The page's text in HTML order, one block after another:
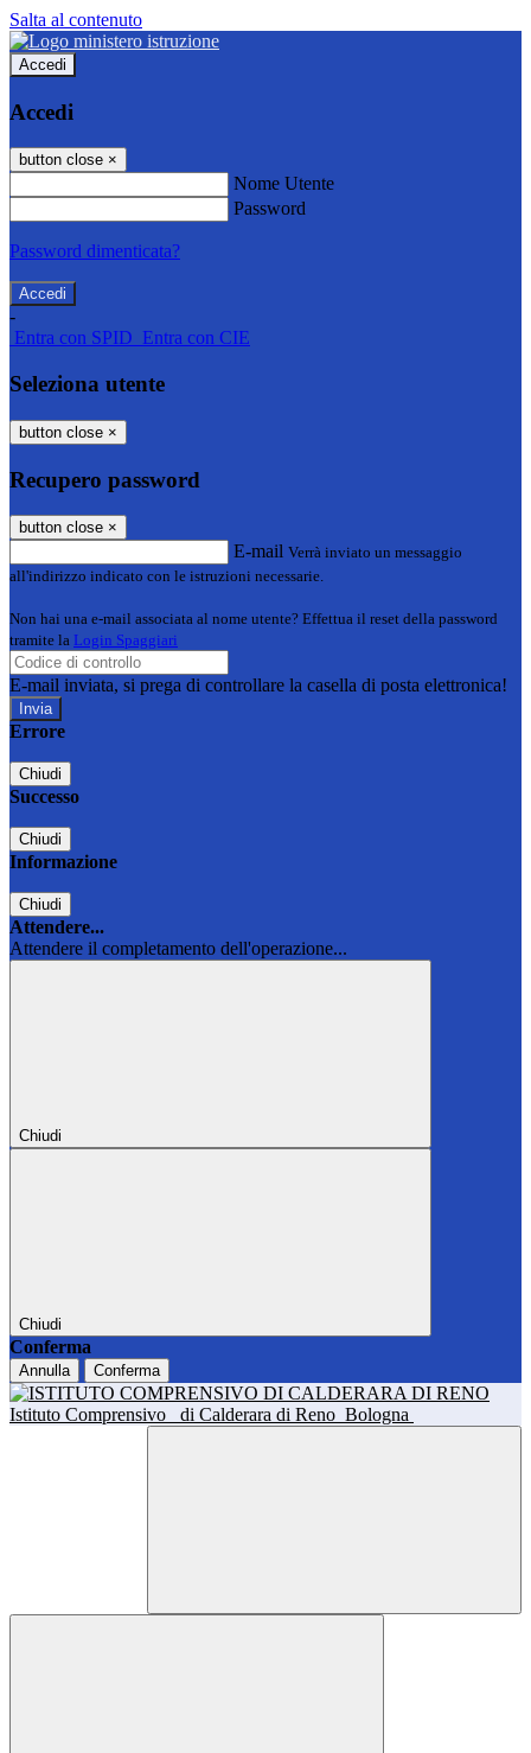
Salta al contenuto
Accedi
Accedi
button close ×
Nome Utente
Password
Password dimenticata?
-
Entra con SPID Entra con CIE
Seleziona utente
button close ×
Recupero password
button close ×
E-mail Verrà inviato un messaggio
all'indirizzo indicato con le istruzioni necessarie.
Non hai una e-mail associata al nome utente? Effettua il reset della password
tramite la Login Spaggiari
E-mail inviata, si prega di controllare la casella di posta elettronica!
Errore
Chiudi
Successo
Chiudi
Informazione
Chiudi
Attendere...
Attendere il completamento dell'operazione...
Chiudi
Chiudi
Conferma
Annulla Conferma
Istituto Comprensivo di Calderara di Reno Bologna